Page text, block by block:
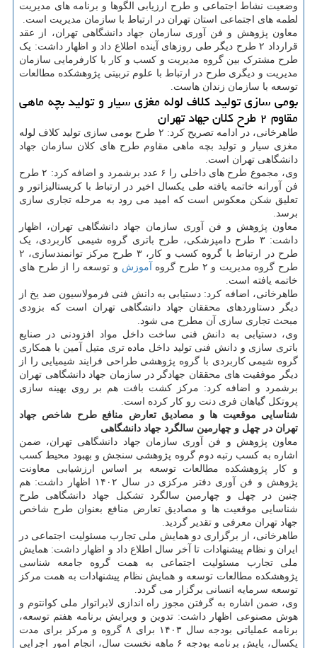
وضعیت نشاط اجتماعی و طرح ارزیابی الگوها و برنامه های مدیریت
لطمه های اجتماعی استان تهران در ارتباط با سازمان مدیریت است.
معاون پژوهش و فن آوری سازمان جهاد دانشگاهی تهران، از عقد
قرارداد ۲ طرح دیگر طی روزهای آینده اطلاع داد و اظهار داشت: یک
طرح مشترک بین گروه مدیریت و کسب و کار با کارفرمایی سازمان
مدیریت و دیگری طرح در ارتباط با علوم تربیتی پژوهشکده مطالعات
توسعه با سازمان زندان هاست.
بومی سازی تولید کلاف لوله مغزی سیار و تولید بچه ماهی
مقاوم ۲ طرح کلان جهاد تهران
طاهرخانی، در ادامه تصریح کرد: ۲ طرح بومی سازی تولید کلاف لوله
مغزی سیار و تولید بچه ماهی مقاوم طرح های کلان سازمان جهاد
دانشگاهی تهران است.
وی، مجموع طرح های داخلی را ۶ عدد برشمرد و اضافه کرد: ۲ طرح
فن آورانه خاتمه یافته طی یکسال اخیر در ارتباط با کریستالیزاتور و
تعلیق شکن معکوس است که امید می رود به مرحله تجاری سازی
برسد.
معاون پژوهش و فن آوری سازمان جهاد دانشگاهی تهران، اظهار
داشت: ۳ طرح دامپزشکی، طرح باتری گروه شیمی کاربردی، یک
طرح در ارتباط با گروه کسب و کار، ۳ طرح مرکز توانمندسازی، ۲
طرح گروه مدیریت و ۲ طرح گروه
آموزش و توسعه را از طرح های
خاتمه یافته است.
طاهرخانی، اضافه کرد: دستیابی به دانش فنی فرمولاسیون ضد یخ از
دیگر دستاوردهای محققان جهاد دانشگاهی تهران است که بزودی
مبحث تجاری سازی آن مطرح می شود.
وی، دستیابی به دانش فنی ساخت داخل مواد افزودنی در صنایع
باتری سازی و دانش فنی تولید داخل ماده تری متیل آمین با همکاری
گروه شیمی کاربردی با گروه پژوهشی طراحی فرایند شیمیایی را از
دیگر موفقیت های محققان جهادگر در سازمان جهاد دانشگاهی تهران
برشمرد و اضافه کرد: مرکز کشت بافت هم بر روی بهینه سازی
پروتکل گیاهان فری دنت رو کار کرده است.
شناسایی موقعیت ها و مصادیق تعارض منافع طرح شاخص جهاد
تهران در چهل و چهارمین سالگرد جهاد دانشگاهی
معاون پژوهش و فن آوری سازمان جهاد دانشگاهی تهران، ضمن
اشاره به کسب رتبه دوم گروه پژوهشی سنجش و بهبود محیط کسب
و کار پژوهشکده مطالعات توسعه بر اساس ارزشیابی معاونت
پژوهش و فن آوری دفتر مرکزی در سال ۱۴۰۲ اظهار داشت: هم
چنین در چهل و چهارمین سالگرد تشکیل جهاد دانشگاهی طرح
شناسایی موقعیت ها و مصادیق تعارض منافع بعنوان طرح شاخص
جهاد تهران معرفی و تقدیر گردید.
طاهرخانی، از برگزاری دو همایش ملی تجارب مسئولیت اجتماعی در
ایران و نظام پیشنهادات تا آخر سال اطلاع داد و اظهار داشت: همایش
ملی تجارب مسئولیت اجتماعی به همت گروه جامعه شناسی
پژوهشکده مطالعات توسعه و همایش نظام پیشنهادات به همت مرکز
توسعه سرمایه انسانی برگزار می گردد.
وی، ضمن اشاره به گرفتن مجوز راه اندازی لابراتوار ملی کوانتوم و
هوش مصنوعی اظهار داشت: تدوین و ویرایش برنامه هفتم توسعه،
برنامه عملیاتی بودجه سال ۱۴۰۳ برای ۸ گروه و مرکز برای مدت
یکسال، پایش برنامه بودجه ۶ ماهه نخست سال، انجام امور اجرایی